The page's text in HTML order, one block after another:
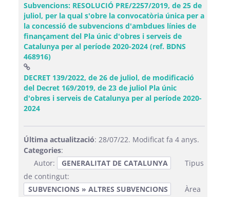
Subvencions: RESOLUCIÓ PRE/2257/2019, de 25 de
juliol, per la qual s'obre la convocatòria única per a
la concessió de subvencions d'ambdues línies de
finançament del Pla únic d'obres i serveis de
Catalunya per al període 2020-2024 (ref. BDNS
468916)
DECRET 139/2022, de 26 de juliol, de modificació
del Decret 169/2019, de 23 de juliol Pla únic
d'obres i serveis de Catalunya per al període 2020-
2024(Obre una finestra nova)
Última actualització: 28/07/22. Modificat fa 4 anys.
Categories:
Autor:
GENERALITAT DE CATALUNYA
Tipus
de contingut:
SUBVENCIONS » ALTRES SUBVENCIONS
Àrea